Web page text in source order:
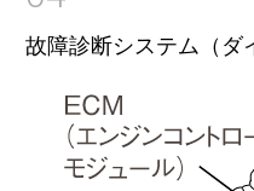
故障診断システム（ダ